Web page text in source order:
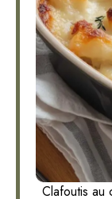
Clafoutis au